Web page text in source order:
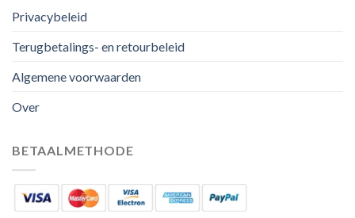
Privacybeleid
Terugbetalings- en retourbeleid
Algemene voorwaarden
Over
BETAALMETHODE